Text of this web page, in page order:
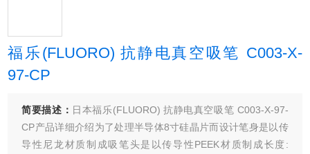
福乐(FLUORO) 抗静电真空吸笔 C003-X-
97-CP
简要描述： 日本福乐(FLUORO) 抗静电真空吸笔 C003-X-97-
CP产品详细介绍为了处理半导体8寸硅晶片而设计笔身是以传
导性尼龙材质制成吸笔头是以传导性PEEK材质制成长度: